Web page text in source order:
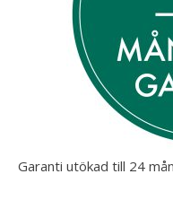
Garanti utökad till 24